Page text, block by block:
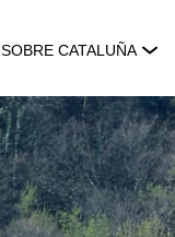
SOBRE CATALUÑA